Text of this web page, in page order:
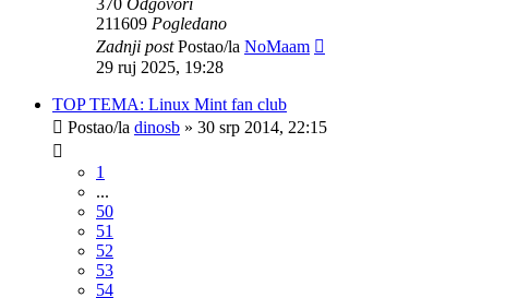
211609 Pogledano
Zadnji postPostao/la NoMaam
29 ruj 2025, 19:28
TOP TEMA: Linux Mint fan club
Postao/la dinosb » 30 srp 2014, 22:15
1
...
50
51
52
53
54